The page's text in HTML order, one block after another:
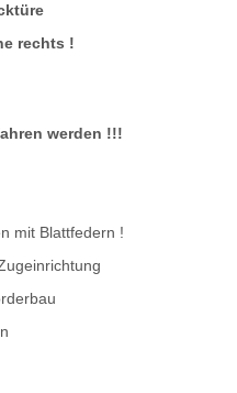
rechts !
werden !!!
mit Blattfedern !